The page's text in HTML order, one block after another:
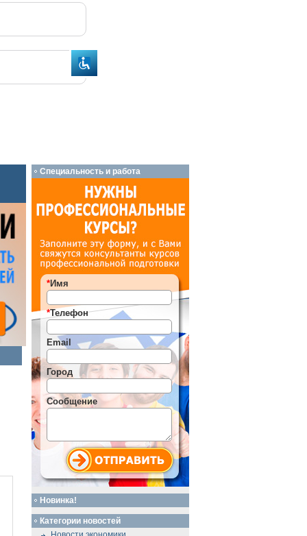
Специальность и работа
*Имя
*Телефон
Email
Город
Сообщение
Новинка!
Категории новостей